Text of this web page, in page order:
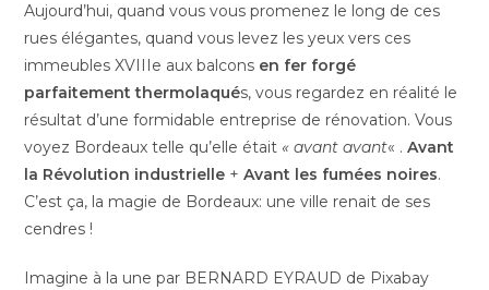
Aujourd’hui, quand vous vous promenez le long de ces
rues élégantes, quand vous levez les yeux vers ces
immeubles XVIIIe aux balcons en fer forgé
parfaitement thermolaqués, vous regardez en réalité le
résultat d’une formidable entreprise de rénovation. Vous
voyez Bordeaux telle qu’elle était « avant avant« . Avant
la Révolution industrielle +Avant les fumées noires.
C’est ça, la magie de Bordeaux: une ville renait de ses
cendres !
Imagine à la une par BERNARD EYRAUD de Pixabay